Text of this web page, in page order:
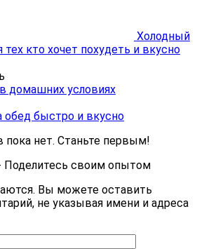
Холодный
кто хочет похудеть и вкусно
домашних условиях
обед быстро и вкусно
нет. Станьте первым!
- Поделитесь своим опытом
Вы можете оставить
не указывая имени и адреса